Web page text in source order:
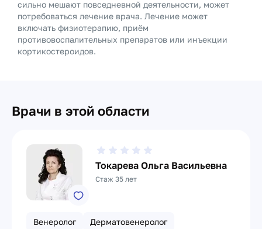
сильно мешают повседневной деятельности, может
потребоваться лечение врача. Лечение может
включать физиотерапию, приём
противовоспалительных препаратов или инъекции
кортикостероидов.
Врачи в этой области
Токарева Ольга Васильевна
Стаж 35 лет
Венеролог
Дерматовенеролог